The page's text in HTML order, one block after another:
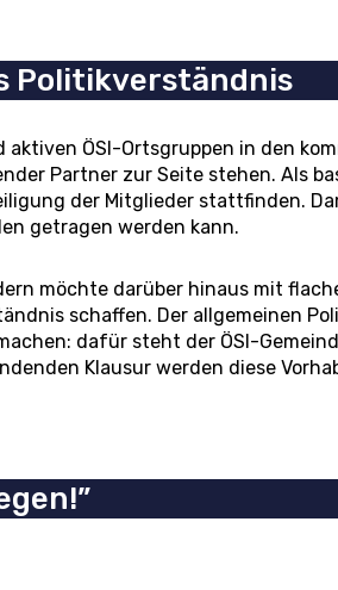
Politikverständnis
ÖSI-Ortsgruppen in den
Partner zur Seite stehen. Als
der Mitglieder stattfinden.
getragen werden kann.
möchte darüber hinaus mit
schaffen. Der allgemeinen
dafür steht der ÖSI-
Klausur werden diese